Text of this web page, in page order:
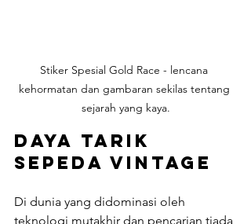
Stiker Spesial Gold Race - lencana
kehormatan dan gambaran sekilas tentang
sejarah yang kaya.
Daya Tarik
Sepeda Vintage
Di dunia yang didominasi oleh
teknologi mutakhir dan pencarian tiada